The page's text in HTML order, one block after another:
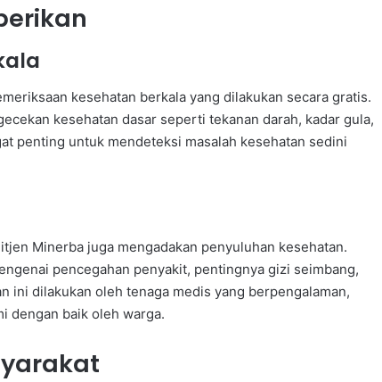
kesehatan berkala yang dilakukan secara gratis.
kesehatan dasar seperti tekanan darah, kadar gula,
penting untuk mendeteksi masalah kesehatan sedini
Minerba juga mengadakan penyuluhan kesehatan.
pencegahan penyakit, pentingnya gizi seimbang,
ini dilakukan oleh tenaga medis yang berpengalaman,
dengan baik oleh warga.